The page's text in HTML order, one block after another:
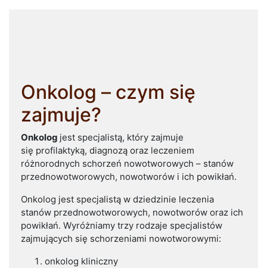
Onkolog – czym się
zajmuje?
Onkolog jest specjalistą, który zajmuje
się profilaktyką, diagnozą oraz leczeniem
różnorodnych schorzeń nowotworowych – stanów
przednowotworowych, nowotworów i ich powikłań.
Onkolog jest specjalistą w dziedzinie leczenia
stanów przednowotworowych, nowotworów oraz ich
powikłań. Wyróżniamy trzy rodzaje specjalistów
zajmujących się schorzeniami nowotworowymi:
onkolog kliniczny